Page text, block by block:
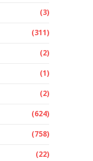
(3)
(311)
(2)
(1)
(2)
(624)
(758)
(22)